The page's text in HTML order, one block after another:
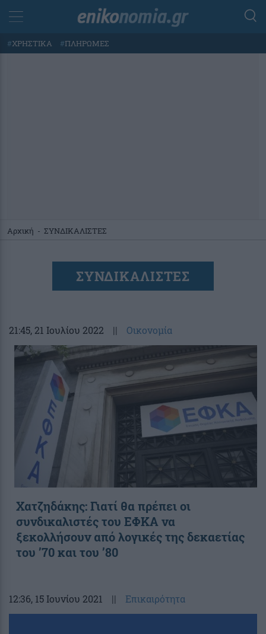
#ΧΡΗΣΤΙΚΑ #ΠΛΗΡΩΜΕΣ
Αρχική - ΣΥΝΔΙΚΑΛΙΣΤΕΣ
ΣΥΝΔΙΚΑΛΙΣΤΕΣ
21:45, 21 Ιουλίου 2022 || Οικονομία
Χατζηδάκης: Γιατί θα πρέπει οι
συνδικαλιστές του ΕΦΚΑ να
ξεκολλήσουν από λογικές της δεκαετίας
του ’70 και του ’80
12:36, 15 Ιουνίου 2021 || Επικαιρότητα